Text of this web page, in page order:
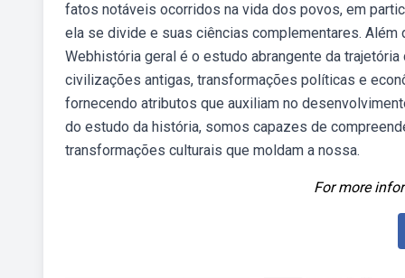
fatos notáveis ocorridos na vida dos povos, em
ela se divide e suas ciências complementares.
Webhistória geral é o estudo abrangente da
civilizações antigas, transformações políticas e
fornecendo atributos que auxiliam no
do estudo da história, somos capazes de
transformações culturais que moldam a nossa.
For more